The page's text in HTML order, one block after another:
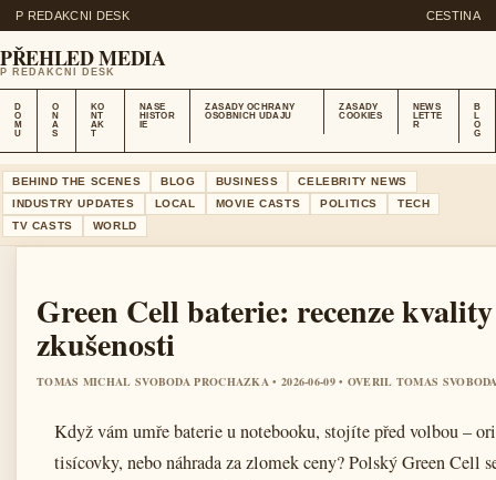
P REDAKCNI DESK CESTINA
PŘEHLED MEDIA
P REDAKCNI DESK
D
O
M
U
O
N
A
S
KO
NT
AK
T
NASE
HISTOR
IE
ZASADY OCHRANY
OSOBNICH UDAJU
ZASADY
COOKIES
NEWS
LETTE
R
B
L
O
G
BEHIND THE SCENES BLOG BUSINESS
CELEBRITY NEWS
INDUSTRY UPDATES
LOCAL MOVIE CASTS POLITICS
TECH
TV CASTS
WORLD
Green Cell baterie: recenze
zkušenosti
TOMAS MICHAL SVOBODA PROCHAZKA • 2026-06-09 • OVERIL TOMAS
Když vám umře baterie u notebooku, stojíte před volbou –
tisícovky, nebo náhrada za zlomek ceny? Polský Green Cell